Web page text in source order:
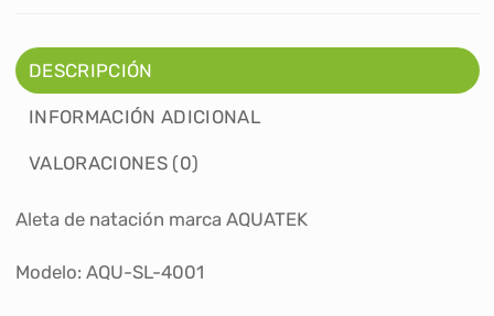
DESCRIPCIÓN
INFORMACIÓN ADICIONAL
VALORACIONES (0)
Aleta de natación marca AQUATEK
Modelo: AQU-SL-4001